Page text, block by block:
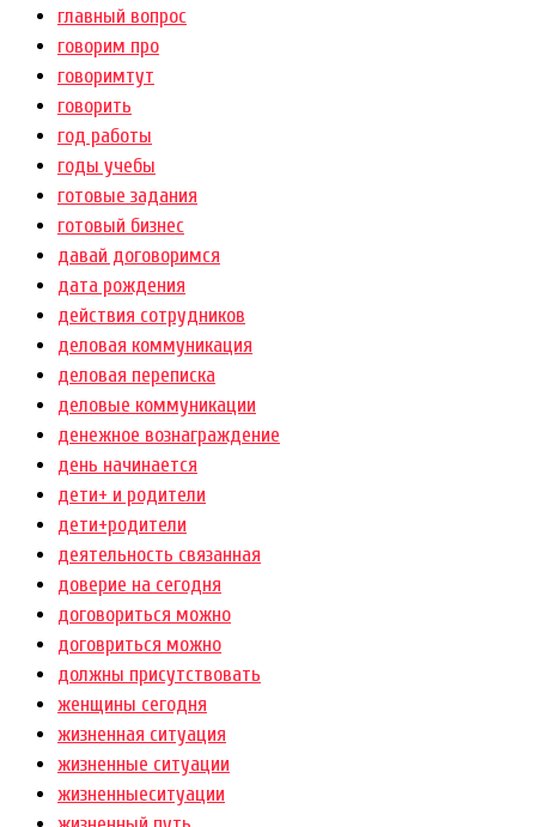
главный вопрос
говорим про
говоримтут
говорить
год работы
годы учебы
готовые задания
готовый бизнес
давай договоримся
дата рождения
действия сотрудников
деловая коммуникация
деловая переписка
деловые коммуникации
денежное вознаграждение
день начинается
дети+ и родители
дети+родители
деятельность связанная
доверие на сегодня
договориться можно
договриться можно
должны присутствовать
женщины сегодня
жизненная ситуация
жизненные ситуации
жизненныеситуации